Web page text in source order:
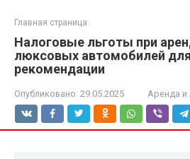
Главная страница
Налоговые льготы при
люксовых автомобилей
рекомендации
Опубликовано: 29.05.2025 Аренда и